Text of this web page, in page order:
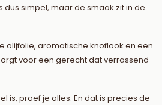
dus simpel, maar de smaak zit in de
olijfolie, aromatische knoflook en een
voor een gerecht dat verrassend
is, proef je alles. En dat is precies de